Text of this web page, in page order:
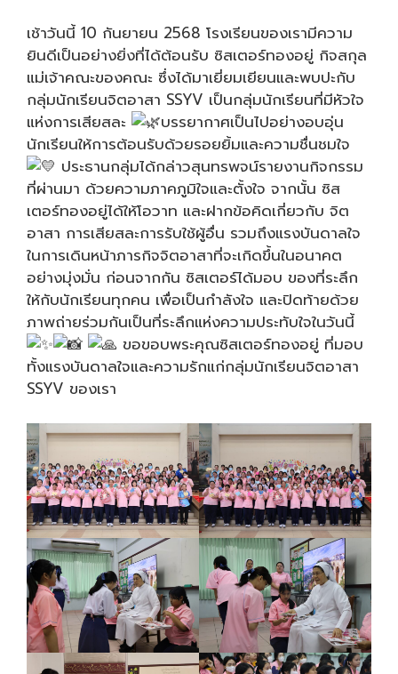
เช้าวันนี้ 10 กันยายน 2568 โรงเรียนของเรามีความ
ยินดีเป็นอย่างยิ่งที่ได้ต้อนรับ ซิสเตอร์ทองอยู่ กิจสกุล
แม่เจ้าคณะของคณะ ซึ่งได้มาเยี่ยมเยียนและพบปะกับ
กลุ่มนักเรียนจิตอาสา SSYV เป็นกลุ่มนักเรียนที่มีหัวใจ
แห่งการเสียสละ
บรรยากาศเป็นไปอย่างอบอุ่น
นักเรียนให้การต้อนรับด้วยรอยยิ้มและความชื่นชมใจ
ประธานกลุ่มได้กล่าวสุนทรพจน์รายงานกิจกรรม
ที่ผ่านมา ด้วยความภาคภูมิใจและตั้งใจ จากนั้น ซิส
เตอร์ทองอยู่ได้ให้โอวาท และฝากข้อคิดเกี่ยวกับ จิต
อาสา การเสียสละการรับใช้ผู้อื่น รวมถึงแรงบันดาลใจ
ในการเดินหน้าภารกิจจิตอาสาที่จะเกิดขึ้นในอนาคต
อย่างมุ่งมั่น ก่อนจากกัน ซิสเตอร์ได้มอบ ของที่ระลึก
ให้กับนักเรียนทุกคน เพื่อเป็นกำลังใจ และปิดท้ายด้วย
ภาพถ่ายร่วมกันเป็นที่ระลึกแห่งความประทับใจในวันนี้
ขอขอบพระคุณซิสเตอร์ทองอยู่ ที่มอบ
ทั้งแรงบันดาลใจและความรักแก่กลุ่มนักเรียนจิตอาสา
SSYV ของเรา